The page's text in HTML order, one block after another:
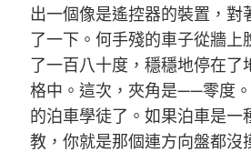
出一個像是遙控器的裝置，對
了一下。何手殘的車子從牆上
了一百八十度，穩穩地停在了
格中。這次，夾角是——零度
的泊車學徒了。如果泊車是一
教，你就是那個連方向盤都沒